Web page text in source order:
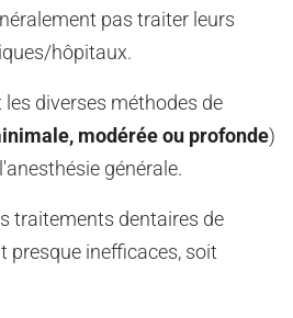
pas traiter leurs
hôpitaux.
diverses méthodes de
modérée ou profonde)
générale.
traitements dentaires de
presque inefficaces, soit